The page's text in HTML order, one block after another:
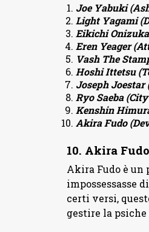
Joe Yabuki
Light Yagami
Eikichi
Eren Yeager
Vash The
Hoshi Ittetsu
Joseph Joestar
Ryo Saeba
Kenshin
Akira Fudo
10. Akira
Akira Fudo è un
impossessasse
certi versi,
gestire la